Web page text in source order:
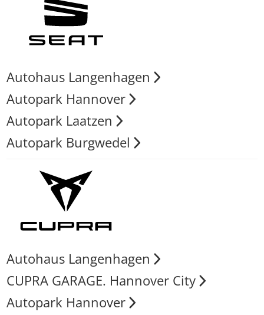
Autohaus Langenhagen
Autopark Hannover
Autopark Laatzen
Autopark Burgwedel
Autohaus Langenhagen
CUPRA GARAGE. Hannover City
Autopark Hannover